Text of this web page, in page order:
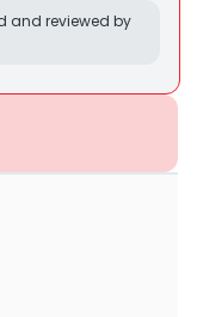
and reviewed by